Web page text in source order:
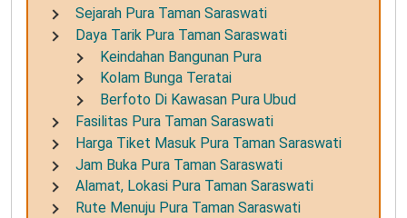
Sejarah Pura Taman Saraswati
Daya Tarik Pura Taman Saraswati
Keindahan Bangunan Pura
Kolam Bunga Teratai
Berfoto Di Kawasan Pura Ubud
Fasilitas Pura Taman Saraswati
Harga Tiket Masuk Pura Taman Saraswati
Jam Buka Pura Taman Saraswati
Alamat, Lokasi Pura Taman Saraswati
Rute Menuju Pura Taman Saraswati